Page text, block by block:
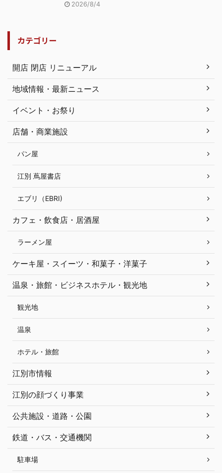
2026/8/4
カテゴリー
開店 閉店 リニューアル
地域情報・最新ニュース
イベント・お祭り
店舗・商業施設
パン屋
江別 蔦屋書店
エブリ（EBRI)
カフェ・飲食店・居酒屋
ラーメン屋
ケーキ屋・スイーツ・和菓子・洋菓子
温泉・旅館・ビジネスホテル・観光地
観光地
温泉
ホテル・旅館
江別市情報
江別の顔づくり事業
公共施設・道路・公園
鉄道・バス・交通機関
駐車場